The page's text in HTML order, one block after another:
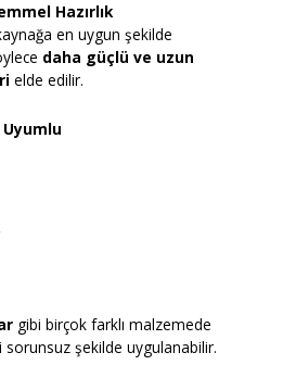
Hazırlık
en uygun şekilde
daha güçlü ve uzun
elde edilir.
gibi birçok farklı malzemede
şekilde uygulanabilir.